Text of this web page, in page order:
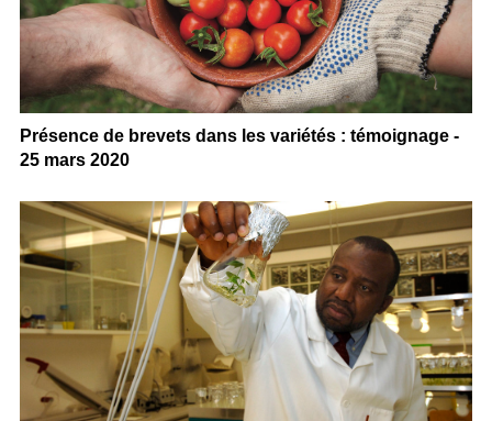
Présence de brevets dans les variétés : témoignage -
25 mars 2020